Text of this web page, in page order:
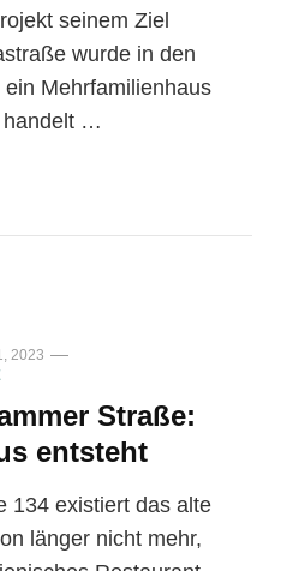
seinem Ziel
wurde in den
Mehrfamilienhaus
handelt …
2023
Straße:
entsteht
134 existiert das alte
länger nicht mehr,